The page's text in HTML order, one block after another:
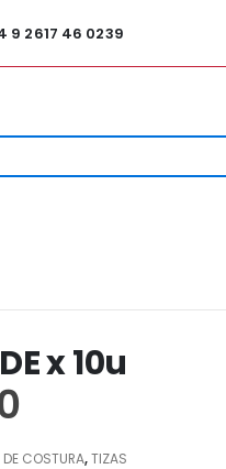
9 2617 46 0239
x 10u
COSTURA,TIZAS